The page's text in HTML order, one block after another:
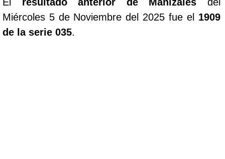
Miércoles 5 de Noviembre del 2025 fue el 1909
de la serie 035.